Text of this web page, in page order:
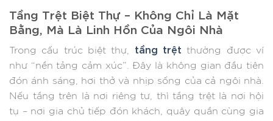
Tầng Trệt Biệt Thự – Không Chỉ Là Mặt
Bằng, Mà Là Linh Hồn Của Ngôi Nhà
Trong cấu trúc biệt thự, tầng trệt thường được ví
như “nền tảng cảm xúc”. Đây là không gian đầu tiên
đón ánh sáng, hơi thở và nhịp sống của cả ngôi nhà.
Nếu tầng trên là nơi riêng tư, thì tầng trệt là nơi hội
tụ – nơi gia chủ tiếp đón khách, quây quần cùng gia